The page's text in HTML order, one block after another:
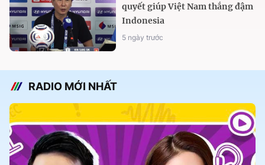
quyết giúp Việt Nam thắng đậm
Indonesia
5 ngày trước
RADIO MỚI NHẤT